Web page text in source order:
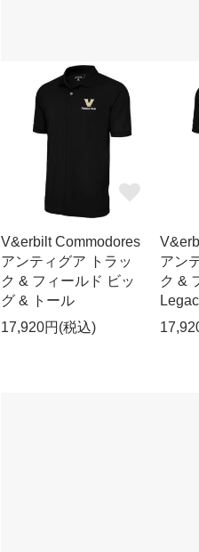
V&erbilt Commodores
アンティグア トラッ
ク & フィールド ビッ
グ & トール
17,920円(税込)
アン
ク &